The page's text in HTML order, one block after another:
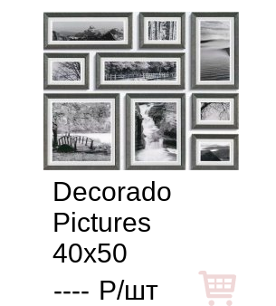
Decorado
Pictures
40x50
---- Р/шт